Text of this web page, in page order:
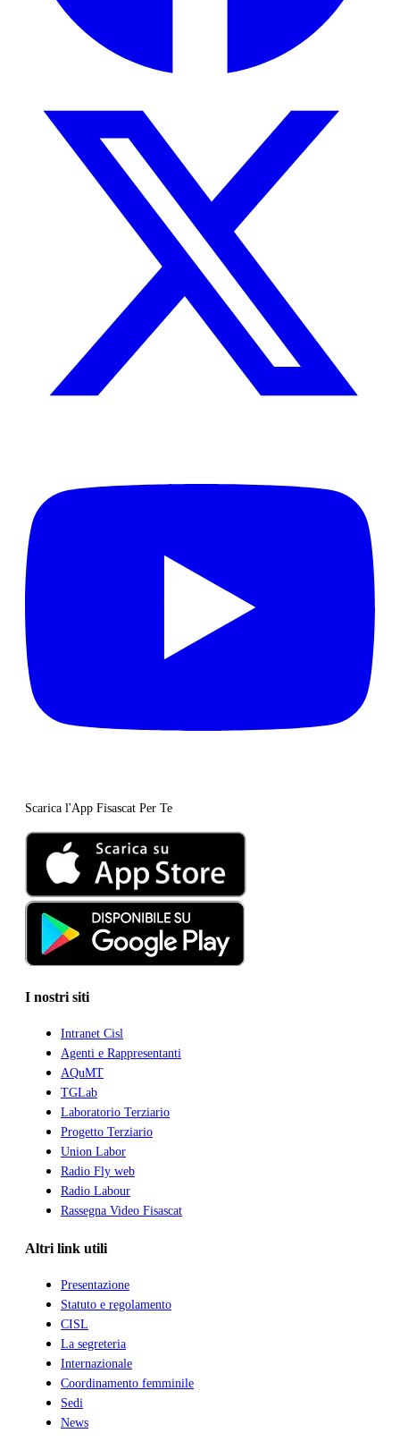
Scarica l'App Fisascat Per Te
I nostri siti
Intranet Cisl
Agenti e Rappresentanti
AQuMT
TGLab
Laboratorio Terziario
Progetto Terziario
Union Labor
Radio Fly web
Radio Labour
Rassegna Video Fisascat
Altri link utili
Presentazione
Statuto e regolamento
CISL
La segreteria
Internazionale
Coordinamento femminile
Sedi
News